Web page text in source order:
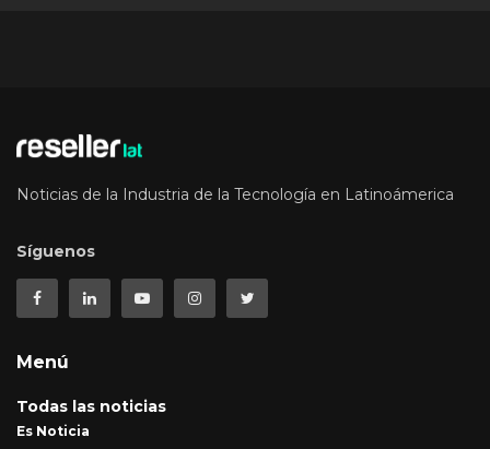
Noticias de la Industria de la Tecnología en Latinoámerica
Síguenos
Menú
Todas las noticias
Es Noticia